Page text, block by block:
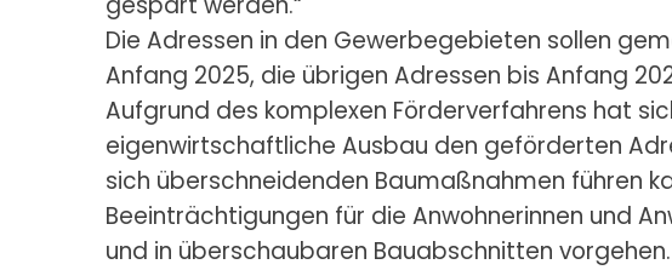
Die Adressen in den Gewerbegebieten sollen
Anfang 2025, die übrigen Adressen bis Anfang
Aufgrund des komplexen Förderverfahrens hat
eigenwirtschaftliche Ausbau den geförderten
sich überschneidenden Baumaßnahmen führen
Beeinträchtigungen für die Anwohnerinnen und
und in überschaubaren Bauabschnitten vorgehen.